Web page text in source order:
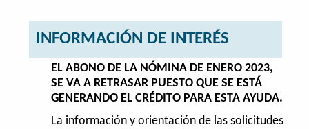
INFORMACIÓN DE INTERÉS
EL ABONO DE LA NÓMINA DE ENERO 2023,
SE VA A RETRASAR PUESTO QUE SE ESTÁ
GENERANDO EL CRÉDITO PARA ESTA AYUDA.
La información y orientación de las solicitudes